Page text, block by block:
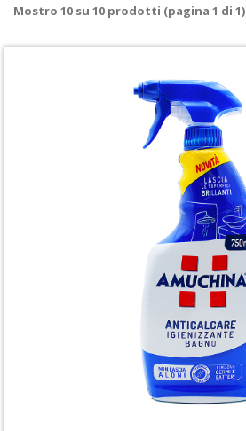
Mostro 10 su 10 prodotti (pagina 1 di 1)